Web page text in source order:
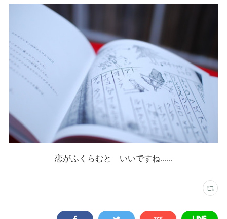
恋がふくらむと いいですね......